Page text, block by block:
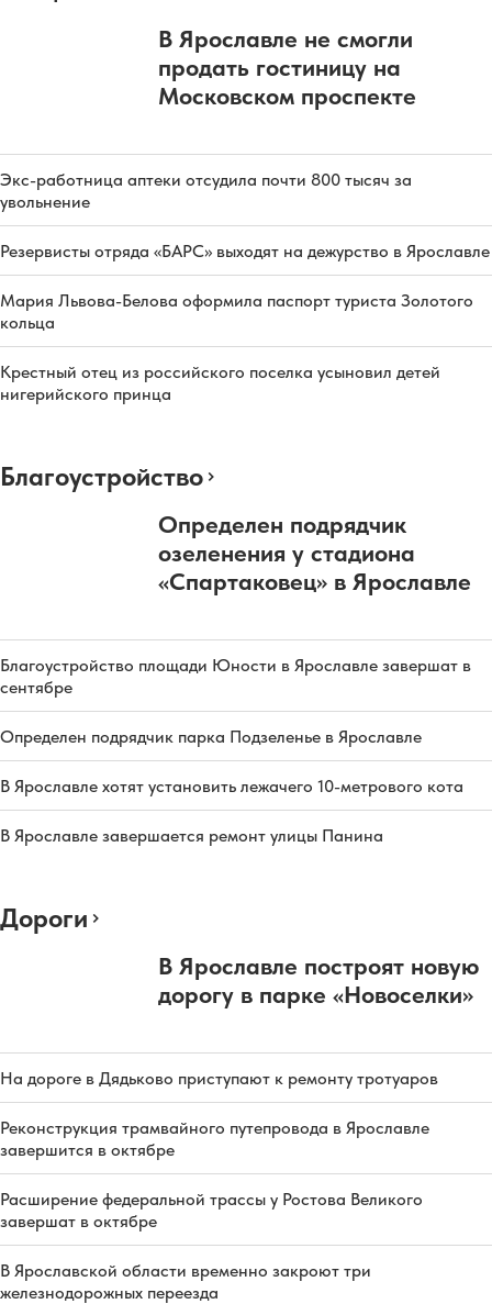
В Ярославле не смогли
продать гостиницу на
Московском проспекте
Экс-работница аптеки отсудила почти 800 тысяч за
увольнение
Резервисты отряда «БАРС» выходят на дежурство в Ярославле
Мария Львова-Белова оформила паспорт туриста Золотого
кольца
Крестный отец из российского поселка усыновил детей
нигерийского принца
Благоустройство
Определен подрядчик
озеленения у стадиона
«Спартаковец» в Ярославле
Благоустройство площади Юности в Ярославле завершат в
сентябре
Определен подрядчик парка Подзеленье в Ярославле
В Ярославле хотят установить лежачего 10-метрового кота
В Ярославле завершается ремонт улицы Панина
Дороги
В Ярославле построят новую
дорогу в парке «Новоселки»
На дороге в Дядьково приступают к ремонту тротуаров
Реконструкция трамвайного путепровода в Ярославле
завершится в октябре
Расширение федеральной трассы у Ростова Великого
завершат в октябре
В Ярославской области временно закроют три
железнодорожных переезда